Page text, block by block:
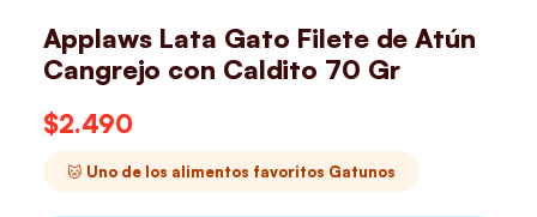
Applaws Lata Gato Filete de Atún
Cangrejo con Caldito 70 Gr
$2.490
🐱 Uno de los alimentos favoritos Gatunos